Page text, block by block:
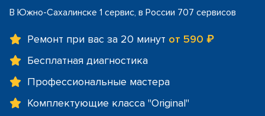
В Южно-Сахалинске 1 сервис, в России 707 сервисов
Ремонт при вас за 20 минут от 590 ₽
Бесплатная диагностика
Профессиональные мастера
Комплектующие класса "Original"